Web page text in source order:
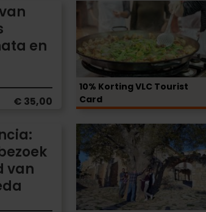
en
€ 35,00
10% Korting VLC Tourist
Card
Beleef
Paella
Experience:
leer
koken
zoals
wij
van
Dagelijkse
excursie
naar
Peñíscola
en
Sant